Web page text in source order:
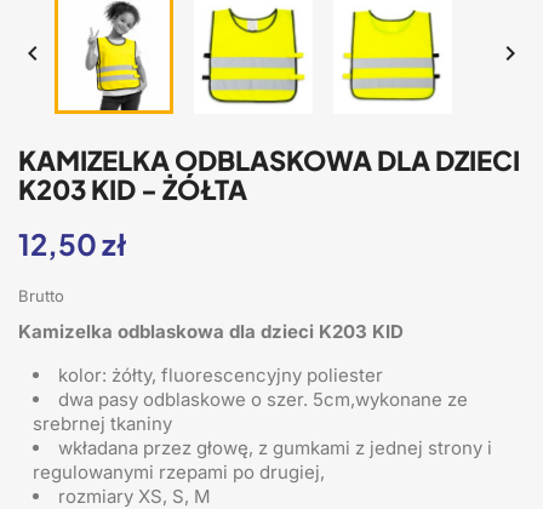
 
KAMIZELKA ODBLASKOWA DLA DZIECI
K203 KID - ŻÓŁTA
12,50 zł
Brutto
Kamizelka odblaskowa dla dzieci K203 KID
kolor: żółty, fluorescencyjny poliester
dwa pasy odblaskowe o szer. 5cm,wykonane ze
srebrnej tkaniny
wkładana przez głowę, z gumkami z jednej strony i
regulowanymi rzepami po drugiej,
rozmiary XS, S, M